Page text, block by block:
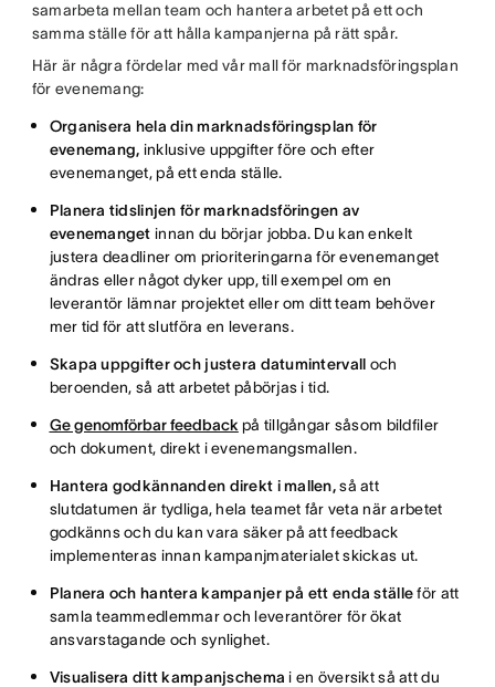
samarbeta mellan team och hantera arbetet på ett och
samma ställe för att hålla kampanjerna på rätt spår.
Här är några fördelar med vår mall för marknadsföringsplan
för evenemang:
Organisera hela din marknadsföringsplan för
evenemang, inklusive uppgifter före och efter
evenemanget, på ett enda ställe.
Planera tidslinjen för marknadsföringen av
evenemangetinnan du börjar jobba. Du kan enkelt
justera deadliner om prioriteringarna för evenemanget
ändras eller något dyker upp, till exempel om en
leverantör lämnar projektet eller om ditt team behöver
mer tid för att slutföra en leverans.
Skapa uppgifter och justera datumintervall och
beroenden, så att arbetet påbörjas i tid.
Ge genomförbar feedback på tillgångar såsom bildfiler
och dokument, direkt i evenemangsmallen.
Hantera godkännanden direkt i mallen,så att
slutdatumen är tydliga, hela teamet får veta när arbetet
godkänns och du kan vara säker på att feedback
implementeras innan kampanjmaterialet skickas ut.
Planera och hantera kampanjer på ett enda ställeför att
samla teammedlemmar och leverantörer för ökat
ansvarstagande och synlighet.
Visualisera ditt kampanjschemai en översikt så att du